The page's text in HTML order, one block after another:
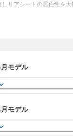
リアシートの居住性を
ーペ、カブリオレ、ツー
設定されている。E46型は
装系をはじめ、衛星ナビ
特徴である。歴代3シリー
2002年には全世界で56万
ている。
モデル
モデル